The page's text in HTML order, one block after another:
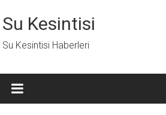
geç
Su Kesintisi
Su Kesintisi Haberleri